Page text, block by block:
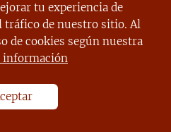
el mundo
tu experiencia de
tráfico de nuestro sitio. Al
de cookies según nuestra
información